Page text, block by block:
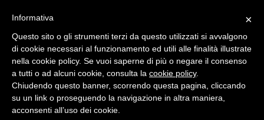
Home
Osservatorio di normativa energetica
Normativa energetica nazionale
×
Informativa
Questo sito o gli strumenti terzi da questo utilizzati si avvalgono
di cookie necessari al funzionamento ed utili alle finalità illustrate
nella cookie policy. Se vuoi saperne di più o negare il consenso
a tutti o ad alcuni cookie, consulta la cookie policy.
Chiudendo questo banner, scorrendo questa pagina, cliccando
su un link o proseguendo la navigazione in altra maniera,
acconsenti all’uso dei cookie.